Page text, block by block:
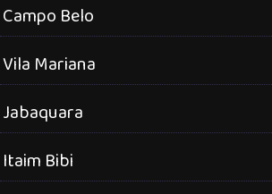
Campo Belo
Vila Mariana
Jabaquara
Itaim Bibi